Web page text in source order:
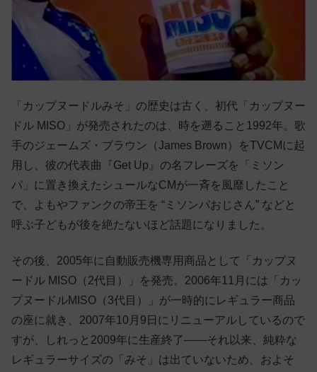
「カップヌードルみそ」の歴史は古く、初代「カップヌー
ドル MISO」が発売されたのは、時を遡ること1992年。歌
手のジェームズ・ブラウン（James Brown）をTVCMに起
用し、彼の代表曲『Get Up』の名フレーズを「ミソン
パ」に置き換えたシュールなCMが一斉を風靡したこと
で、よもやファンクの帝王を “ミソンパおじさん” などと
呼ぶ子どもが後を絶たないほど話題になりました。
その後、2005年に自動販売機専用商品として「カップヌ
ードル MISO（2代目）」を発売。2006年11月には「カッ
プヌードルMISO（3代目）」が一時的にレギュラー商品
の座に就き、2007年10月9日にリニューアルしているので
すが、しれっと2009年に生産終了——それ以来、純粋な
レギュラーサイズの「みそ」は出ていないため、およそ